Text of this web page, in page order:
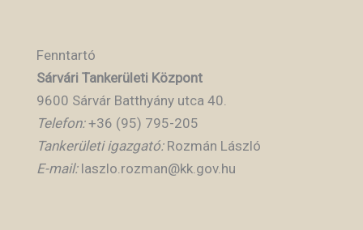
Fenntartó
Sárvári Tankerületi Központ
9600 Sárvár Batthyány utca 40.
Telefon:+36 (95) 795-205
Tankerületi igazgató:Rozmán László
E-mail:laszlo.rozman@kk.gov.hu